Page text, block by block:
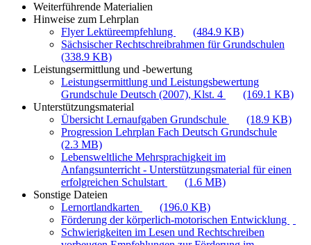
Weiterführende Materialien
Hinweise zum Lehrplan
Flyer Lektüreempfehlung
(484.9 KB)
Sächsischer Rechtschreibrahmen für Grundschulen
(338.9 KB)
Leistungsermittlung und -bewertung
Leistungsermittlung und Leistungsbewertung
Grundschule Deutsch (2007), Klst. 4
(169.1 KB)
Unterstützungsmaterial
Übersicht Lernaufgaben Grundschule
(18.9 KB)
Progression Lehrplan Fach Deutsch Grundschule
(2.3 MB)
Lebensweltliche Mehrsprachigkeit im
Anfangsunterricht - Unterstützungsmaterial für einen
erfolgreichen Schulstart
(1.6 MB)
Sonstige Dateien
Lernortlandkarten
(196.0 KB)
Förderung der körperlich-motorischen Entwicklung
Schwierigkeiten im Lesen und Rechtschreiben